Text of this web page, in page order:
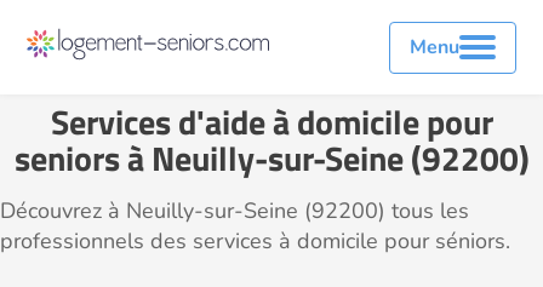
Menu
Services d'aide à domicile pour
seniors à Neuilly-sur-Seine (92200)
Découvrez à Neuilly-sur-Seine (92200) tous les
professionnels des services à domicile pour séniors.